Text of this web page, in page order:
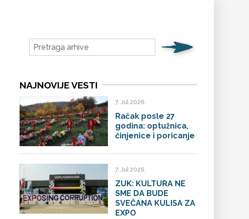
NAJNOVIJE VESTI
7. Jul 2026.
Račak posle 27
godina: optužnica,
činjenice i poricanje
7. Jul 2026.
ZUK: KULTURA NE
SME DA BUDE
SVEČANA KULISA ZA
EXPO